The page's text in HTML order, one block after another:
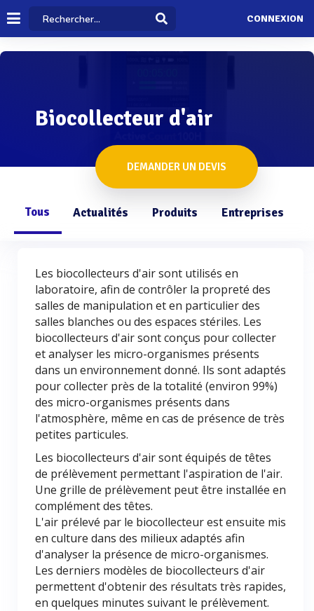
CONNEXION
Biocollecteur d'air
DEMANDER UN DEVIS
Tous Actualités Produits Entreprises
Les biocollecteurs d'air sont utilisés en
laboratoire, afin de contrôler la propreté des
salles de manipulation et en particulier des
salles blanches ou des espaces stériles. Les
biocollecteurs d'air sont conçus pour collecter
et analyser les micro-organismes présents
dans un environnement donné. Ils sont adaptés
pour collecter près de la totalité (environ 99%)
des micro-organismes présents dans
l'atmosphère, même en cas de présence de très
petites particules.
Les biocollecteurs d'air sont équipés de têtes
de prélèvement permettant l'aspiration de l'air.
Une grille de prélèvement peut être installée en
complément des têtes.
L'air prélevé par le biocollecteur est ensuite mis
en culture dans des milieux adaptés afin
d'analyser la présence de micro-organismes.
Les derniers modèles de biocollecteurs d'air
permettent d'obtenir des résultats très rapides,
en quelques minutes suivant le prélèvement.